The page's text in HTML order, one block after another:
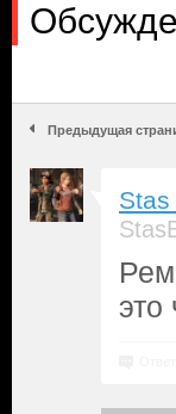
Предыдущая
это